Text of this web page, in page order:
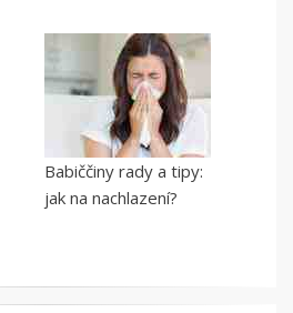
Babiččiny rady a tipy:
jak na nachlazení?